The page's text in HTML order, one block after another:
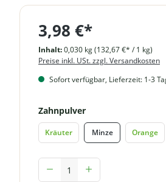
3,98 €*
Inhalt:0,030 kg(132,67 €* / 1 kg)
Preise inkl. USt. zzgl. Versandkosten
Sofort verfügbar, Lieferzeit: 1-3
Zahnpulverauswählen
Kräuter Minze Orange